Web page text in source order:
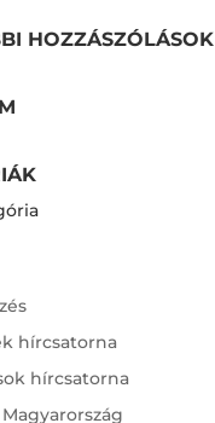
HOZZÁSZÓLÁSOK
hírcsatorna
hírcsatorna